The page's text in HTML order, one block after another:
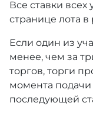
Все ставки всех
странице лота
Если один из
менее, чем за
торгов, торги
момента подачи
последующей